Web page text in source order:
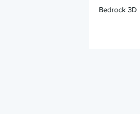
Bedrock 3D